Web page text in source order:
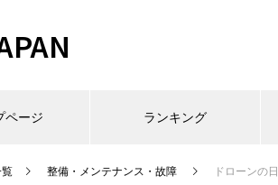
ページ ランキング
整備・メンテナンス・故障 ドローンの